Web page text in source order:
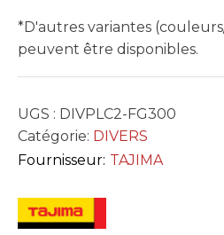
300G
TAJIMA
*D'autres variantes
peuvent être disponibles.
UGS : DIVPLC2-FG300
Catégorie: DIVERS
Fournisseur: TAJIMA